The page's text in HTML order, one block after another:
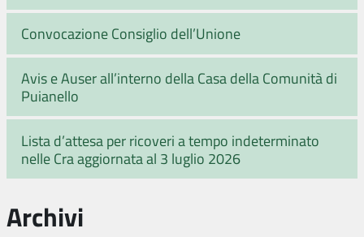
Convocazione Consiglio dell’Unione
Avis e Auser all’interno della Casa della Comunità di
Puianello
Lista d’attesa per ricoveri a tempo indeterminato
nelle Cra aggiornata al 3 luglio 2026
Archivi